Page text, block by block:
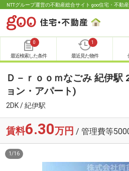
NTTグループ運営の不動産総合サイト goo住宅・不動産
0
最近検索した条件
1
最近見た物件
Ｄ－ｒｏｏｍなごみ 紀伊駅
ョン・アパート)
2DK / 紀伊駅
賃料6.30万円 / 管理費等
1 /16